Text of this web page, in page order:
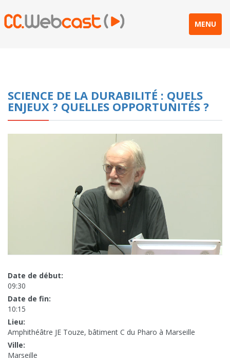
MENU
SCIENCE DE LA DURABILITÉ : QUELS
ENJEUX ? QUELLES OPPORTUNITÉS ?
Date de début:
09:30
Date de fin:
10:15
Lieu:
Amphithéâtre JE Touze, bâtiment C du Pharo à Marseille
Ville:
Marseille